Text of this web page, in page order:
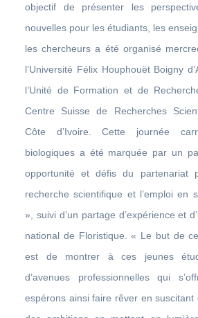
objectif de présenter les
nouvelles pour les étudiants, les
les chercheurs a été organisé
l’Université Félix Houphouët Boigny
l’Unité de Formation et de
Centre Suisse de Recherches
Côte d’Ivoire. Cette journée
biologiques a été marquée par un
opportunité et défis du partenariat
recherche scientifique et l’emploi en
», suivi d’un partage d’expérience et
national de Floristique. « Le but de
est de montrer à ces jeunes
d’avenues professionnelles qui
espérons ainsi faire rêver en suscitant